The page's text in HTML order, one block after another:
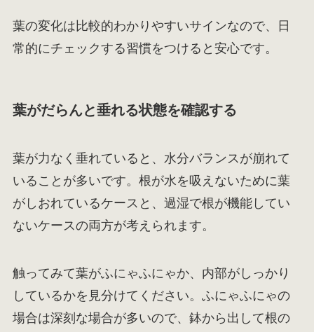
葉の変化は比較的わかりやすいサインなので、日
常的にチェックする習慣をつけると安心です。
葉がだらんと垂れる状態を確認する
葉が力なく垂れていると、水分バランスが崩れて
いることが多いです。根が水を吸えないために葉
がしおれているケースと、過湿で根が機能してい
ないケースの両方が考えられます。
触ってみて葉がふにゃふにゃか、内部がしっかり
しているかを見分けてください。ふにゃふにゃの
場合は深刻な場合が多いので、鉢から出して根の